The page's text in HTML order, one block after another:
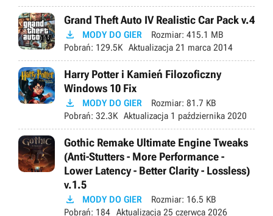
Grand Theft Auto IV Realistic Car Pack v.4
 MODY DO GIER Rozmiar: 415.1 MB
Pobrań: 129.5K Aktualizacja 21 marca 2014
Harry Potter i Kamień Filozoficzny
Windows 10 Fix
 MODY DO GIER Rozmiar: 81.7 KB
Pobrań: 32.3K Aktualizacja 1 października 2020
Gothic Remake Ultimate Engine Tweaks
(Anti-Stutters - More Performance -
Lower Latency - Better Clarity - Lossless)
v.1.5
 MODY DO GIER Rozmiar: 16.5 KB
Pobrań: 184 Aktualizacja 25 czerwca 2026